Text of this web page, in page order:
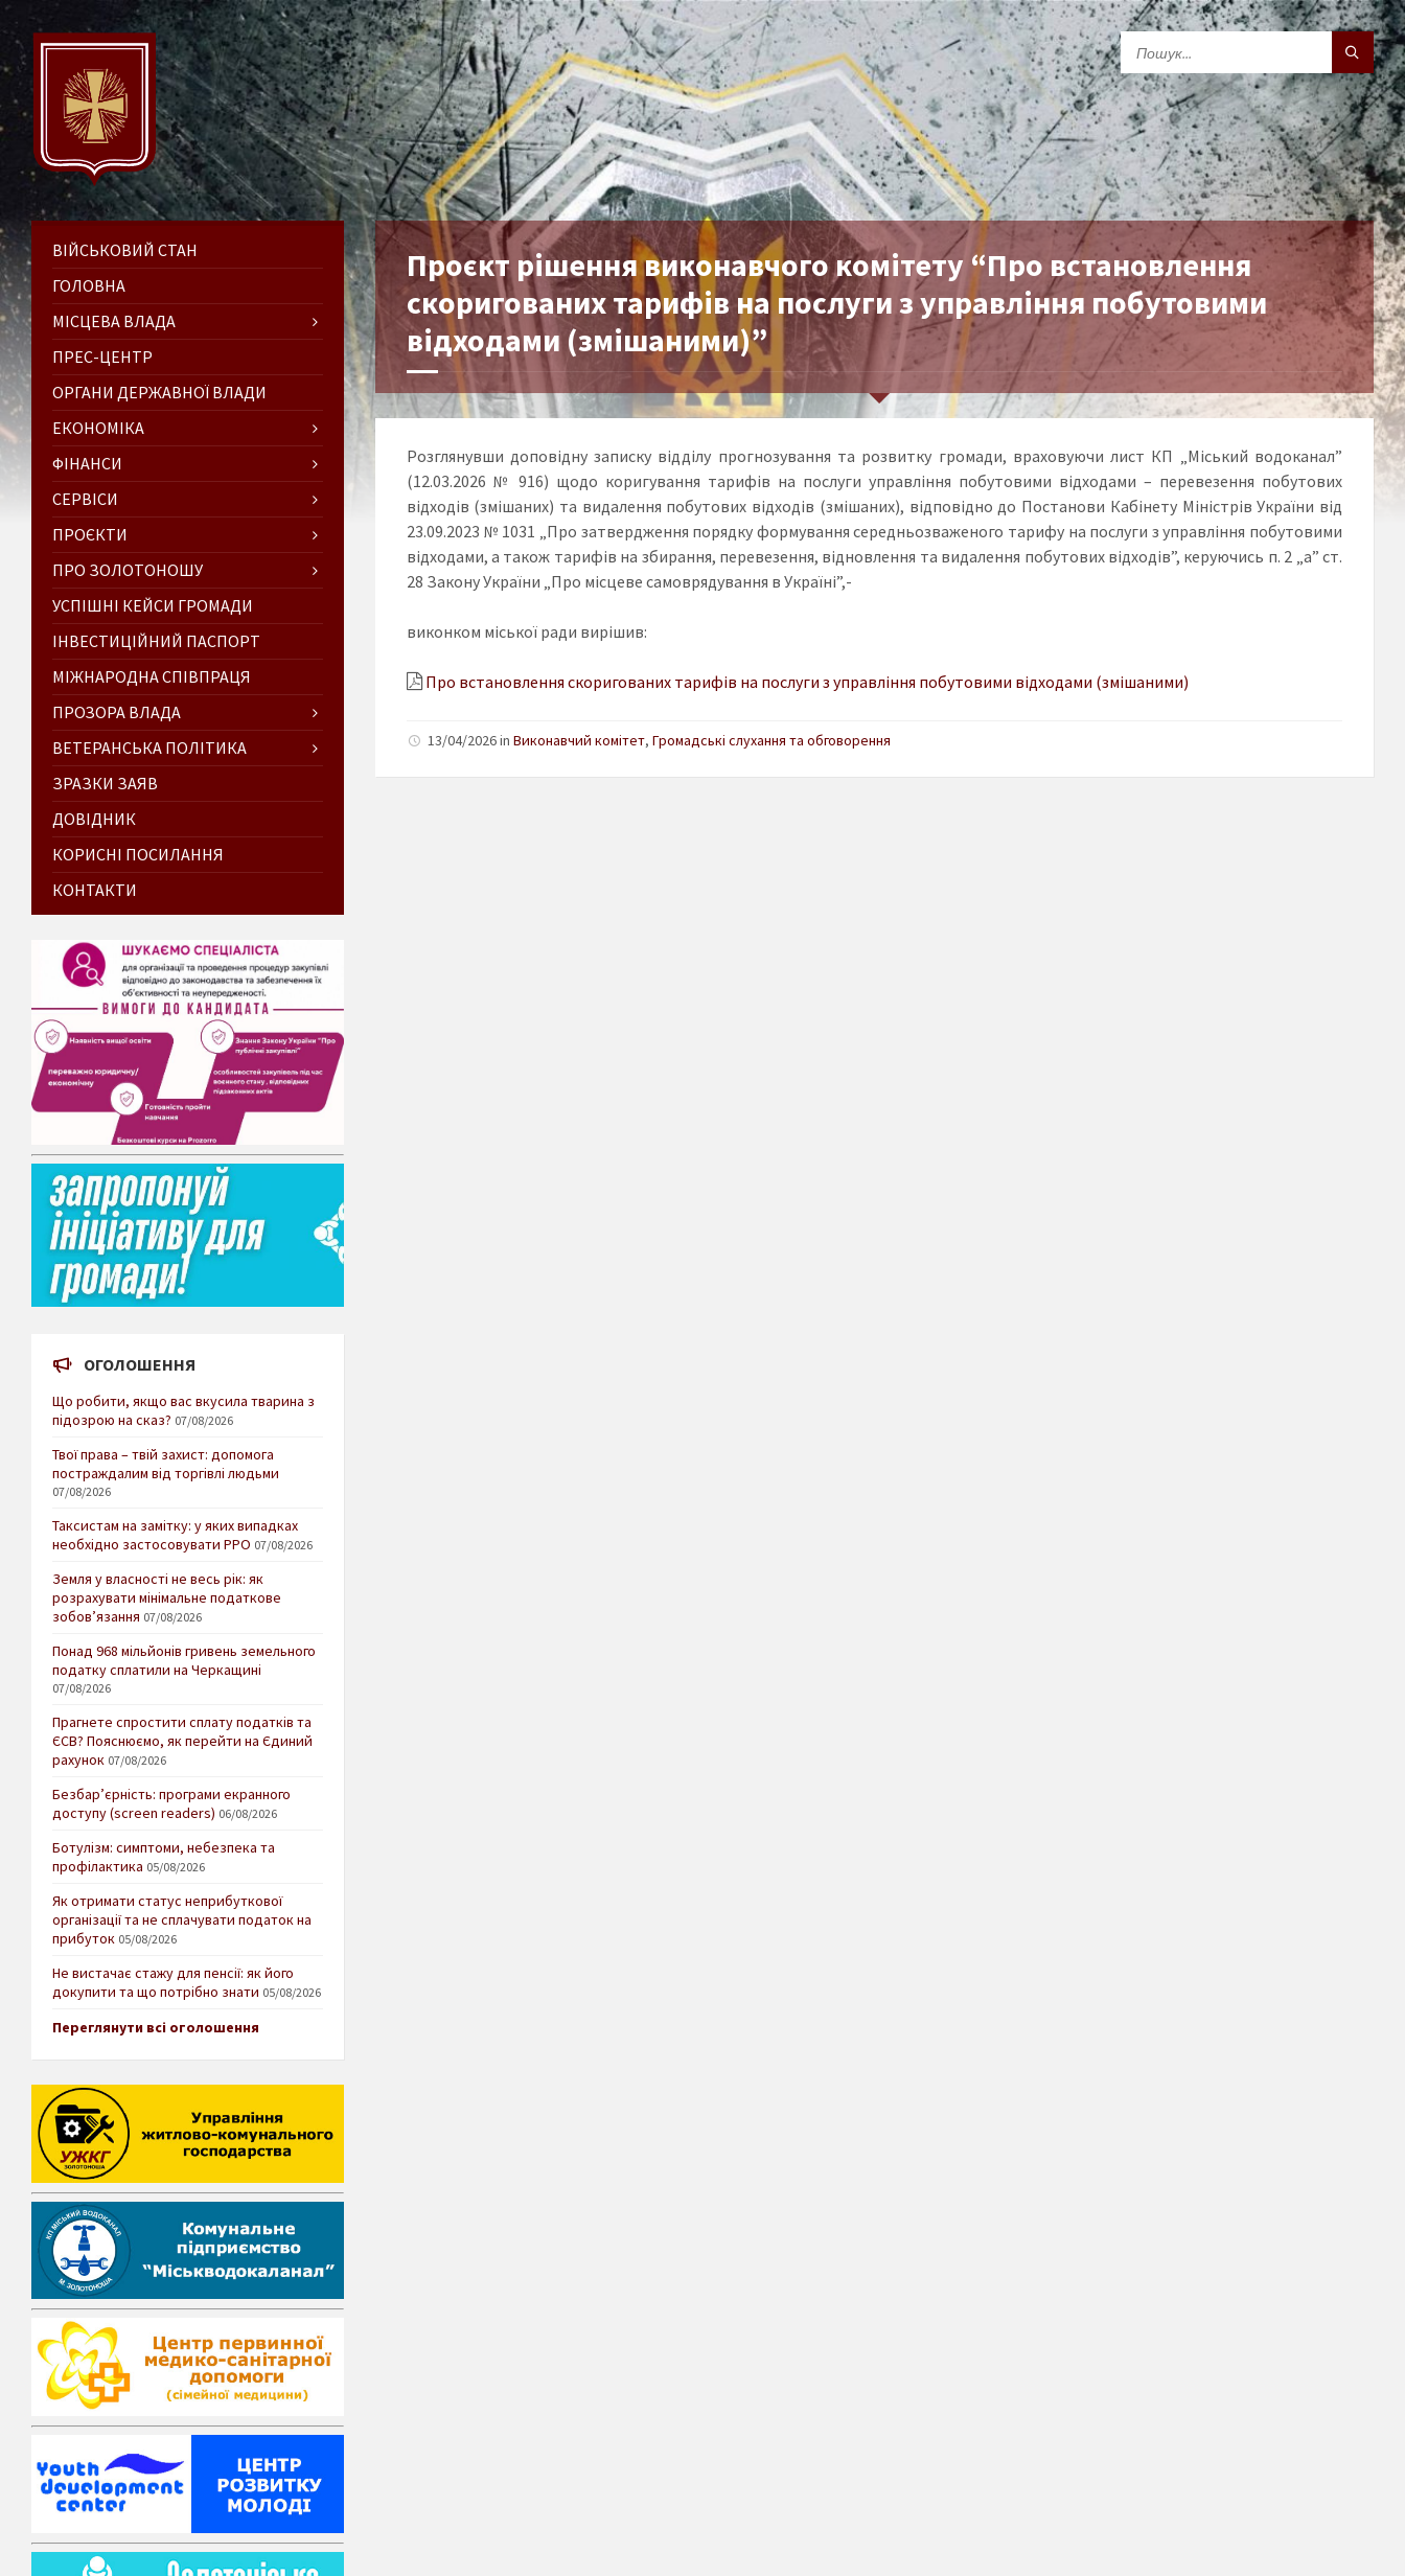
Проєкт рішення виконавчого комітету “Про встановлення
скоригованих тарифів на послуги з управління побутовими
відходами (змішаними)”
Розглянувши доповідну записку відділу прогнозування та розвитку громади, враховуючи лист КП „Міський водоканал”
(12.03.2026 № 916) щодо коригування тарифів на послуги управління побутовими відходами – перевезення побутових
відходів (змішаних) та видалення побутових відходів (змішаних), відповідно до Постанови Кабінету Міністрів України від
23.09.2023 № 1031 „Про затвердження порядку формування середньозваженого тарифу на послуги з управління побутовими
відходами, а також тарифів на збирання, перевезення, відновлення та видалення побутових відходів”, керуючись п. 2 „а” ст.
28 Закону України „Про місцеве самоврядування в Україні”,-
виконком міської ради вирішив:
Про встановлення скоригованих тарифів на послуги з управління побутовими відходами (змішаними)
13/04/2026 in Виконавчий комітет, Громадські слухання та обговорення
ВІЙСЬКОВИЙ СТАН
ГОЛОВНА
МІСЦЕВА ВЛАДА
ПРЕС-ЦЕНТР
ОРГАНИ ДЕРЖАВНОЇ ВЛАДИ
ЕКОНОМІКА
ФІНАНСИ
СЕРВІСИ
ПРОЄКТИ
ПРО ЗОЛОТОНОШУ
УСПІШНІ КЕЙСИ ГРОМАДИ
ІНВЕСТИЦІЙНИЙ ПАСПОРТ
МІЖНАРОДНА СПІВПРАЦЯ
ПРОЗОРА ВЛАДА
ВЕТЕРАНСЬКА ПОЛІТИКА
ЗРАЗКИ ЗАЯВ
ДОВІДНИК
КОРИСНІ ПОСИЛАННЯ
КОНТАКТИ
ОГОЛОШЕННЯ
Що робити, якщо вас вкусила тварина з
підозрою на сказ? 07/08/2026
Твої права – твій захист: допомога
постраждалим від торгівлі людьми
07/08/2026
Таксистам на замітку: у яких випадках
необхідно застосовувати РРО 07/08/2026
Земля у власності не весь рік: як
розрахувати мінімальне податкове
зобов’язання 07/08/2026
Понад 968 мільйонів гривень земельного
податку сплатили на Черкащині
07/08/2026
Прагнете спростити сплату податків та
ЄСВ? Пояснюємо, як перейти на Єдиний
рахунок 07/08/2026
Безбар’єрність: програми екранного
доступу (screen readers) 06/08/2026
Ботулізм: симптоми, небезпека та
профілактика 05/08/2026
Як отримати статус неприбуткової
організації та не сплачувати податок на
прибуток 05/08/2026
Не вистачає стажу для пенсії: як його
докупити та що потрібно знати 05/08/2026
Переглянути всі оголошення